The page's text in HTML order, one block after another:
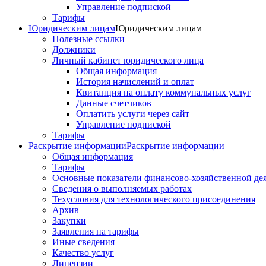
Управление подпиской
Тарифы
Юридическим лицамЮридическим лицам
Полезные ссылки
Должники
Личный кабинет юридического лица
Общая информация
История начислений и оплат
Квитанция на оплату коммунальных услуг
Данные счетчиков
Оплатить услуги через сайт
Управление подпиской
Тарифы
Раскрытие информацииРаскрытие информации
Общая информация
Тарифы
Основные показатели финансово-хозяйственной
Сведения о выполняемых работах
Техусловия для технологического присоединения
Архив
Закупки
Заявления на тарифы
Иные сведения
Качество услуг
Лицензии